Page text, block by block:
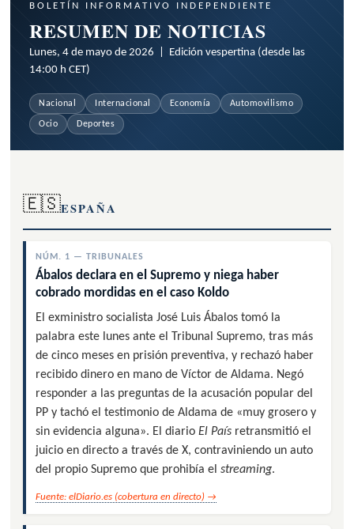
BOLETÍN INFORMATIVO INDEPENDIENTE
RESUMEN DE NOTICIAS
Lunes, 4 de mayo de 2026 | Edición vespertina (desde las
14:00 h CET)
Nacional Internacional Economía Automovilismo
Ocio Deportes
🇪🇸ESPAÑA
NÚM. 1 — TRIBUNALES
Ábalos declara en el Supremo y niega haber
cobrado mordidas en el caso Koldo
El exministro socialista José Luis Ábalos tomó la
palabra este lunes ante el Tribunal Supremo, tras más
de cinco meses en prisión preventiva, y rechazó haber
recibido dinero en mano de Víctor de Aldama. Negó
responder a las preguntas de la acusación popular del
PP y tachó el testimonio de Aldama de «muy grosero y
sin evidencia alguna». El diarioEl País retransmitió el
juicio en directo a través de X, contraviniendo un auto
del propio Supremo que prohibía elstreaming.
Fuente: elDiario.es (cobertura en directo) →